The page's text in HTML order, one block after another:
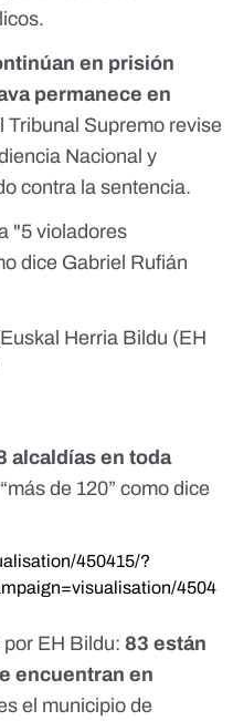
en prisión
permanece en
Tribunal Supremo revise
Nacional y
contra la sentencia.
"5 violadores
dice Gabriel Rufián
Herria Bildu (EH
alcaldías en toda
de 120” como dice
450415/?
4504
EH Bildu: 83 están
encuentran en
el municipio de